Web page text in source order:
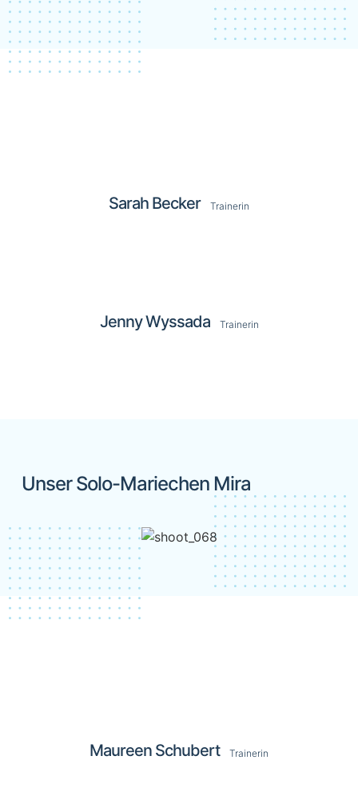
Sarah Becker Trainerin
Jenny Wyssada Trainerin
Unser Solo-Mariechen Mira
Maureen Schubert Trainerin